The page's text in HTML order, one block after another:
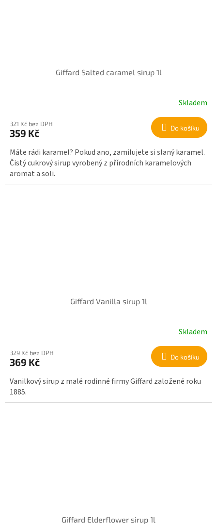
Giffard Salted caramel sirup 1l
Skladem
321 Kč bez DPH
359 Kč Do košíku
Máte rádi karamel? Pokud ano, zamilujete si slaný karamel.
Čistý cukrový sirup vyrobený z přírodních karamelových
aromat a soli.
Giffard Vanilla sirup 1l
Skladem
329 Kč bez DPH
369 Kč Do košíku
Vanilkový sirup z malé rodinné firmy Giffard založené roku
1885.
Giffard Elderflower sirup 1l